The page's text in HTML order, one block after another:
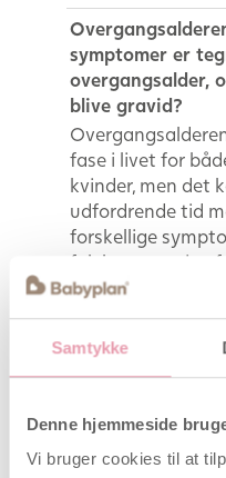
Samtykke
Denne hjemmeside
Vi bruger cookies til at
symptomer er
overgangsalder,
blive gravid?
fase i livet for
kvinder, men det
udfordrende tid
forskellige
følelsesmæssige
blogindlæg vil vi
og kvinder. Læs
graviditet tæt på
to dage
Vicki Broch blev